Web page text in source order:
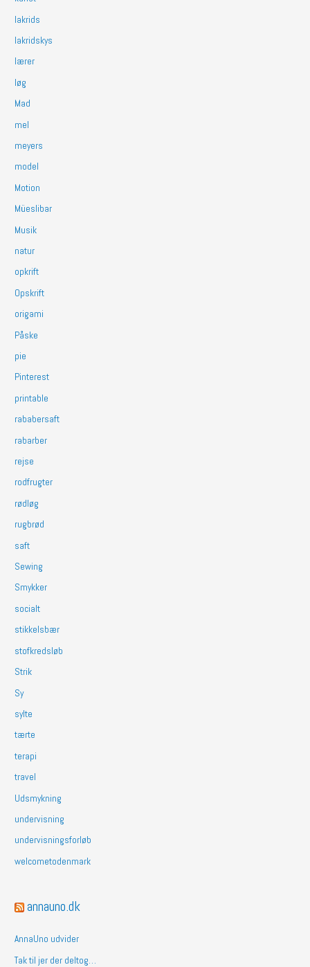
lakrids
lakridskys
lærer
løg
Mad
mel
meyers
model
Motion
Müeslibar
Musik
natur
opkrift
Opskrift
origami
Påske
pie
Pinterest
printable
rababersaft
rabarber
rejse
rodfrugter
rødløg
rugbrød
saft
Sewing
Smykker
socialt
stikkelsbær
stofkredsløb
Strik
Sy
sylte
tærte
terapi
travel
Udsmykning
undervisning
undervisningsforløb
welcometodenmark
annauno.dk
AnnaUno udvider
Tak til jer der deltog…